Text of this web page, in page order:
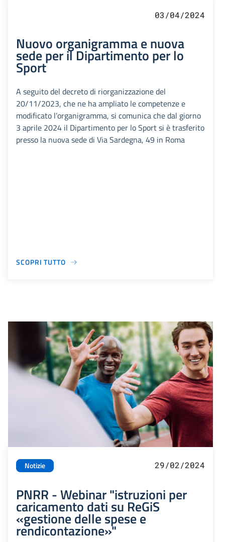
03/04/2024
Nuovo organigramma e nuova
sede per il Dipartimento per lo
Sport
A seguito del decreto di riorganizzazione del
20/11/2023, che ne ha ampliato le competenze e
modificato l’organigramma, si comunica che dal giorno
3 aprile 2024 il Dipartimento per lo Sport si è trasferito
presso la nuova sede di Via Sardegna, 49 in Roma
SCOPRI TUTTO
Notizie 29/02/2024
PNRR - Webinar "istruzioni per
caricamento dati su ReGiS
«gestione delle spese e
rendicontazione»"